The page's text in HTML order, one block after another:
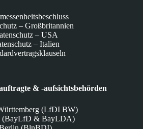
– Großbritannien
– USA
– Italien
& -aufsichtsbehörden
(LfDI BW)
(BayLfD & BayLDA)